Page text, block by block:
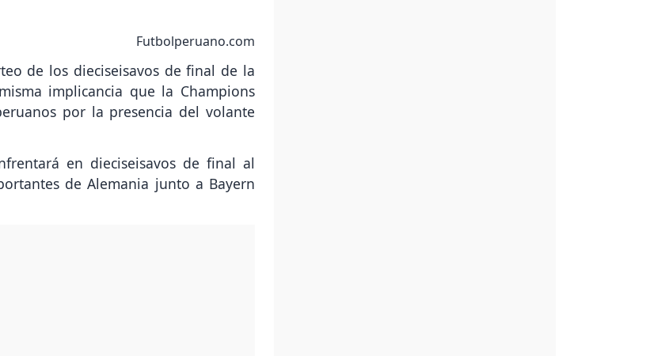
Futbolperuano.com
de los dieciseisavos de final de la
implicancia que la Champions
por la presencia del volante
en dieciseisavos de final al
de Alemania junto a Bayern